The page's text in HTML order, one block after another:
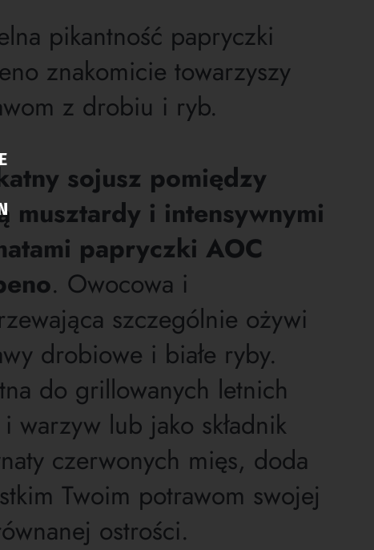
pikantność papryczki
znakomicie towarzyszy
z drobiu i ryb.
sojusz pomiędzy
musztardy i intensywnymi
papryczki AOC
. Owocowa i
szczególnie ożywi
drobiowe i białe ryby.
do grillowanych letnich
warzyw lub jako składnik
czerwonych mięs, doda
Twoim potrawom swojej
ostrości.